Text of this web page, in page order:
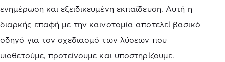
ενημέρωση και εξειδικευμένη εκπαίδευση. Αυτή η
διαρκής επαφή με την καινοτομία αποτελεί βασικό
οδηγό για τον σχεδιασμό των λύσεων που
υιοθετούμε, προτείνουμε και υποστηρίζουμε.